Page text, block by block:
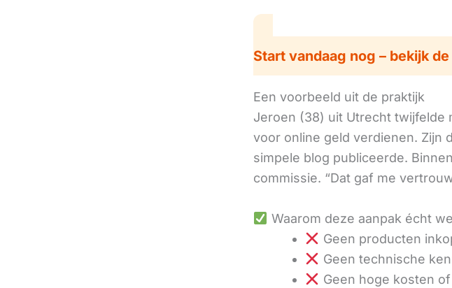
Start vandaag nog – bekijk
Een voorbeeld uit de praktijk
Jeroen (38) uit Utrecht twijfelde
voor online geld verdienen. Zijn
simpele blog publiceerde.
commissie. “Dat gaf me
Waarom deze aanpak écht
Geen producten
Geen technische
Geen hoge kosten of